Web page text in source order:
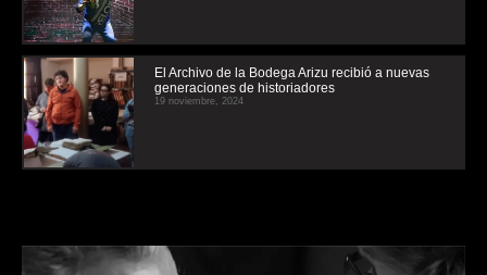
El Archivo de la Bodega Arizu recibió a nuevas
generaciones de historiadores
19 noviembre, 2024